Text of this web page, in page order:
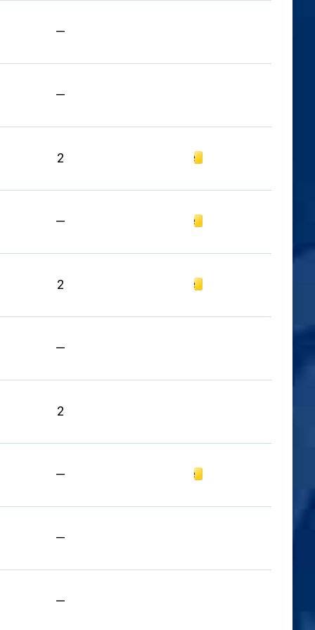
—
—
2 Gelbe Karte
— Gelbe Karte
2 Gelbe Karte
—
2
— Gelbe Karte
—
—